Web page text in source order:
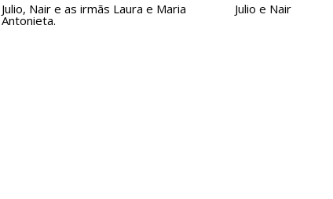
Julio, Nair e as irmãs Laura e Maria
Antonieta.
Julio e Nair